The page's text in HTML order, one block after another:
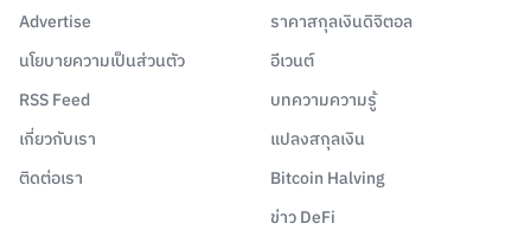
Advertise
นโยบายความเป็นส่วนตัว
RSS Feed
เกี่ยวกับเรา
ติดต่อเรา
ราคาสกุลเงินดิจิตอล
อีเวนต์
บทความความรู้
แปลงสกุลเงิน
Bitcoin Halving
ข่าว DeFi